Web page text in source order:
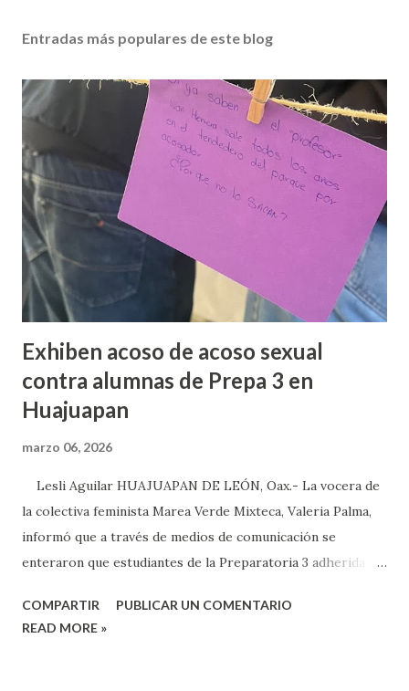
Entradas más populares de este blog
Exhiben acoso de acoso sexual
contra alumnas de Prepa 3 en
Huajuapan
marzo 06, 2026
Lesli Aguilar HUAJUAPAN DE LEÓN, Oax.- La vocera de
la colectiva feminista Marea Verde Mixteca, Valeria Palma,
informó que a través de medios de comunicación se
enteraron que estudiantes de la Preparatoria 3 adherida a
colocado un tendedero de denuncias por el tema de acoso
COMPARTIR
PUBLICAR UN COMENTARIO
READ MORE »